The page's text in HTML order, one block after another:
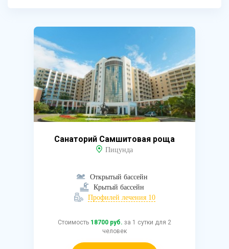
Санаторий Самшитовая роща
Пицунда
Открытый бассейн
Крытый бассейн
Профилей лечения 10
Стоимость 18700 руб. за 1 сутки для 2
человек